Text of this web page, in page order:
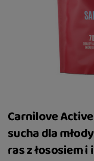
Carnilove
sucha dla
ras z łososiem i